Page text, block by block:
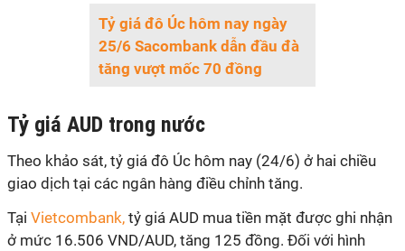
Tỷ giá đô Úc hôm nay ngày
25/6 Sacombank dẫn đầu đà
tăng vượt mốc 70 đồng
Tỷ giá AUD trong nước
Theo khảo sát, tỷ giá đô Úc hôm nay (24/6) ở hai chiều
giao dịch tại các ngân hàng điều chỉnh tăng.
Tại Vietcombank, tỷ giá AUD mua tiền mặt được ghi nhận
ở mức 16.506 VND/AUD, tăng 125 đồng. Đối với hình